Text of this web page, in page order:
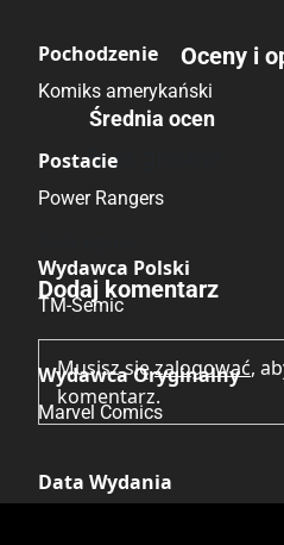
Pochodzenie
Komiks amerykański
Postacie
Power Rangers
Wydawca Polski
TM-Semic
Wydawca Oryginalny
Marvel Comics
Data Wydania
Oceny i
Średnia ocen
Brak głosów
Dodaj komentarz
Musisz sięzalogować,
komentarz.